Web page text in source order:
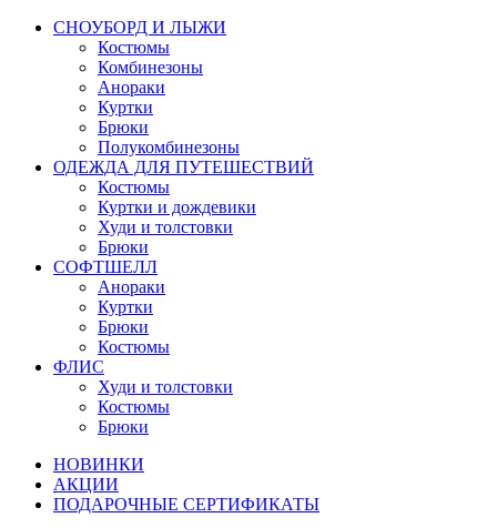
СНОУБОРД И ЛЫЖИ
Костюмы
Комбинезоны
Анораки
Куртки
Брюки
Полукомбинезоны
ОДЕЖДА ДЛЯ ПУТЕШЕСТВИЙ
Костюмы
Куртки и дождевики
Худи и толстовки
Брюки
СОФТШЕЛЛ
Анораки
Куртки
Брюки
Костюмы
ФЛИС
Худи и толстовки
Костюмы
Брюки
НОВИНКИ
АКЦИИ
ПОДАРОЧНЫЕ СЕРТИФИКАТЫ